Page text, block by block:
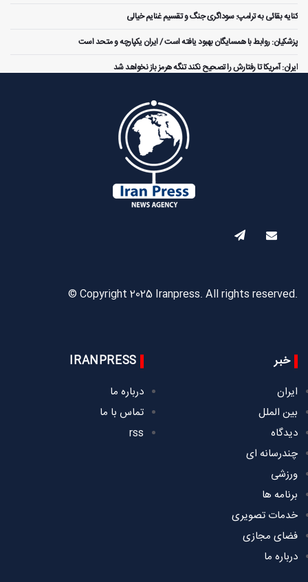
کنایه بقائی به ترامپ: سوداگری جنگ و تقسیم غنایم خیالی
پزشکیان: روابط با همسایگان بهبود یافته است / ایران یکپارچه و متحد است
ایران: آمریکا تا رفتارش را تصحیح نکند تنگه هرمز باز نخواهد شد
© Copyright 2025 Iranpress. All rights reserved.
خبر
ایران
بین الملل
دیدگاه
چندرسانه ای
ورزشی
برنامه ها
خدمات تصویری
فضای مجازی
درباره ما
IRANPRESS
درباره ما
تماس با ما
rss